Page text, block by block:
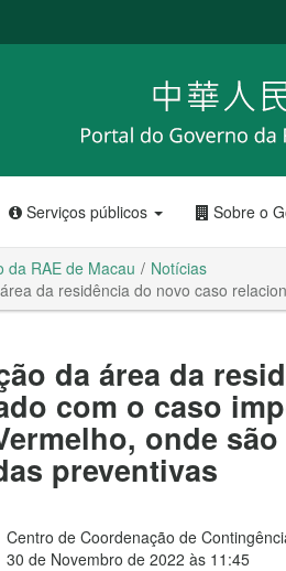
Serviços públicos Sobre o
da RAE de Macau
Notícias
da residência do novo caso
da área da
com o caso
onde
preventivas
Centro de Coordenação de
30 de Novembro de 2022 às 11:45